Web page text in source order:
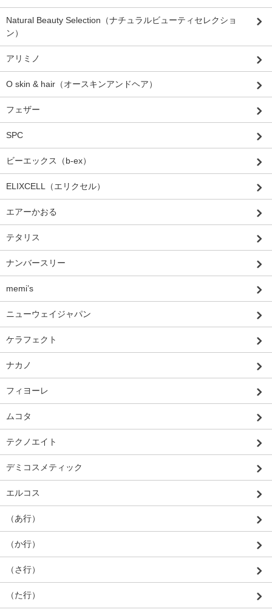
Natural Beauty Selection（ナチュラルビューティセレクショ
ン）
アリミノ
O skin & hair（オースキンアンドヘア）
フェザー
SPC
ビーエックス（b-ex）
ELIXCELL（エリクセル）
エアーかおる
テタリス
ナンバースリー
memi’s
ニューウェイジャパン
ケラフェクト
ナカノ
フィヨーレ
ムコタ
テクノエイト
デミコスメティック
エルコス
（あ行）
（か行）
（さ行）
（た行）